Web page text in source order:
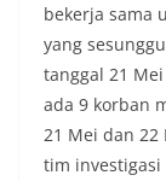
bekerja sama
yang
tanggal 21
ada 9 korban
21 Mei dan
tim